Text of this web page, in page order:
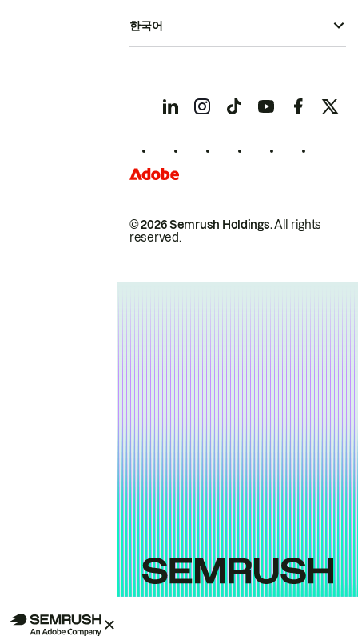
© 2026 Semrush Holdings.All rights
reserved.
한국어